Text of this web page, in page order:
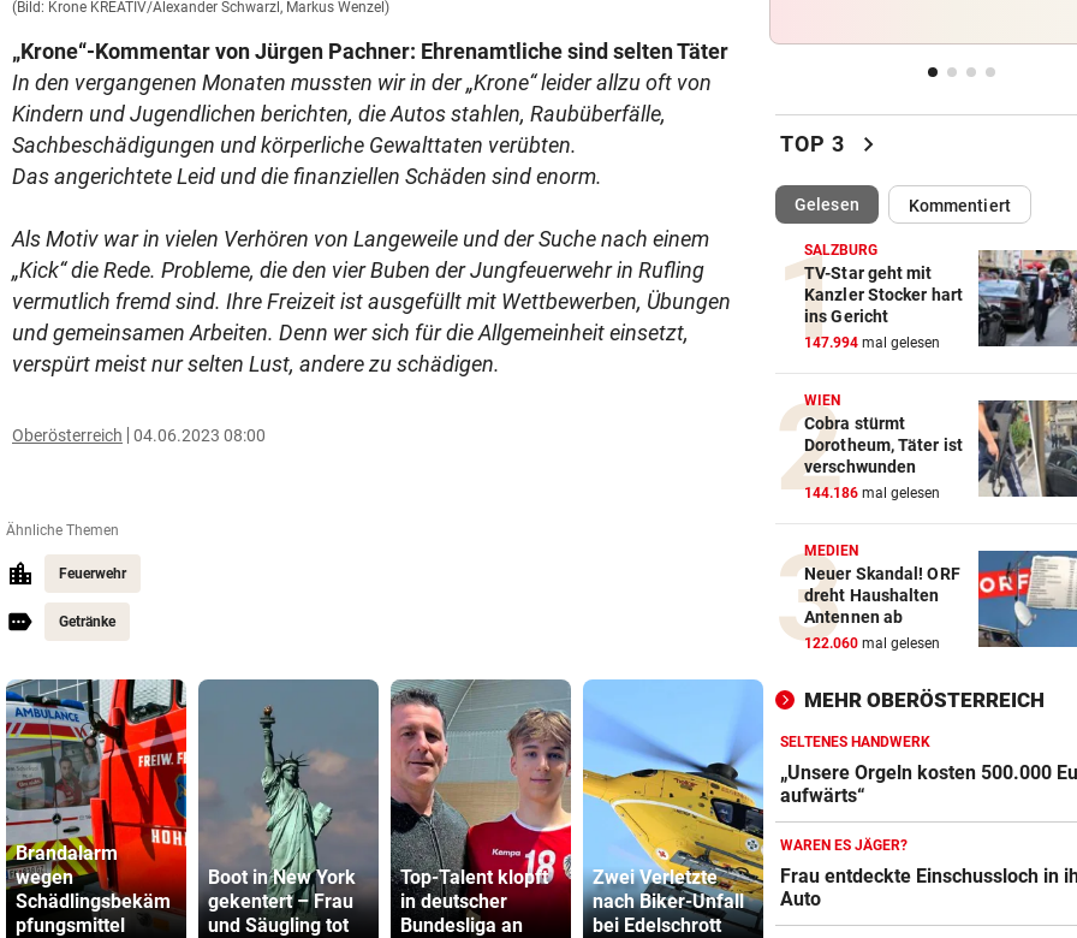
(Bild: Krone KREATIV/Alexander Schwarzl, Markus Wenzel)
„Krone“-Kommentar von Jürgen Pachner: Ehrenamtliche sind selten Täter
In den vergangenen Monaten mussten wir in der „Krone“ leider allzu oft von
Kindern und Jugendlichen berichten, die Autos stahlen, Raubüberfälle,
Sachbeschädigungen und körperliche Gewalttaten verübten.
Das angerichtete Leid und die finanziellen Schäden sind enorm.
Als Motiv war in vielen Verhören von Langeweile und der Suche nach einem
„Kick“ die Rede. Probleme, die den vier Buben der Jungfeuerwehr in Rufling
vermutlich fremd sind. Ihre Freizeit ist ausgefüllt mit Wettbewerben, Übungen
und gemeinsamen Arbeiten. Denn wer sich für die Allgemeinheit einsetzt,
verspürt meist nur selten Lust, andere zu schädigen.
Oberösterreich 04.06.2023 08:00
Ähnliche Themen
Feuerwehr
Getränke
Brandalarm
wegen
Schädlingsbekäm
pfungsmittel
Boot in New York
gekentert – Frau
und Säugling tot
Top-Talent klopft
in deutscher
Bundesliga an
Zwei Verletzte
nach Biker-Unfall
bei Edelschrott
Ex-Prinz Andrew
soll royales
Begräbnis
erhalten
Drohung:
Festival
AUF DER AUTOBAHN
Mediziner verschiebt seine
Pension für Patienten
ACHT KILO TNT IM BODEN vor
Schon wieder Sprengstoff in
beliebtem See gefunden
TOP 3 chevron_right
Gelesen(ausgewählt)Kommentiert
SALZBURG
TV-Star geht mit
Kanzler Stocker hart
ins Gericht
147.994 mal gelesen
WIEN
Cobra stürmt
Dorotheum, Täter ist
verschwunden
144.186 mal gelesen
MEDIEN
Neuer Skandal! ORF
dreht Haushalten
Antennen ab
122.060 mal gelesen
MEHR OBERÖSTERREICH
SELTENES HANDWERK
„Unsere Orgeln kosten 500.000
aufwärts“
WAREN ES JÄGER?
Frau entdeckte Einschussloch in
Auto